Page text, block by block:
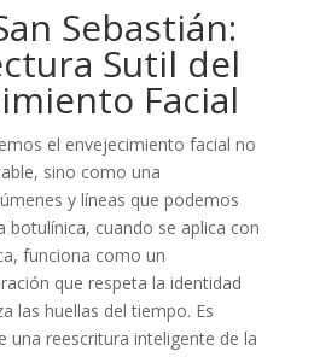
Sebastián:
Sutil del
Facial
el envejecimiento facial no
sino como una
y líneas que podemos
botulínica, cuando se aplica con
funciona como un
que respeta la identidad
las huellas del tiempo. Es
una reescritura inteligente de la